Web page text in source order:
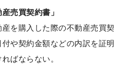
売買契約書」
を購入した際の不動産売買契
や契約金額などの内訳を証明
ばならない。